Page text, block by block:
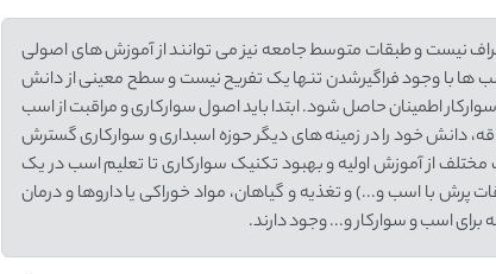
نیست و طبقات متوسط جامعه نیز می توانند از آموزش های اصولی
ها با وجود فراگیرشدن تنها یک تفریح نیست و سطح معینی از دانش
اطمینان حاصل شود. ابتدا باید اصول سوارکاری و مراقبت از اسب
دانش خود را در زمینه های دیگر حوزه اسبداری و سوارکاری گسترش
از آموزش اولیه و بهبود تکنیک سوارکاری تا تعلیم اسب در یک
با اسب و...) و تغذیه و گیاهان، مواد خوراکی یا داروها و درمان
اسب و سوارکار و... وجود دارند.